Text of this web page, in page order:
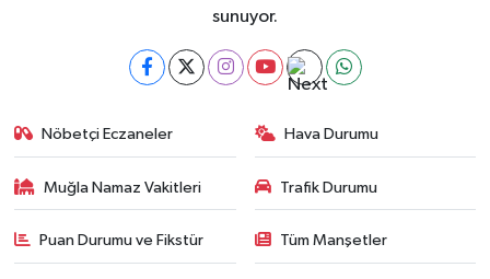
sunuyor.
Nöbetçi Eczaneler Hava Durumu
Muğla Namaz Vakitleri Trafik Durumu
Puan Durumu ve Fikstür Tüm Manşetler